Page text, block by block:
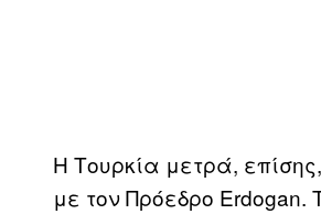
Η Τουρκία μετρά,
με τον Πρόεδρο Erdogan.